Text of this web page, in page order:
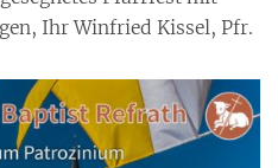
Ihr Winfried Kissel, Pfr.